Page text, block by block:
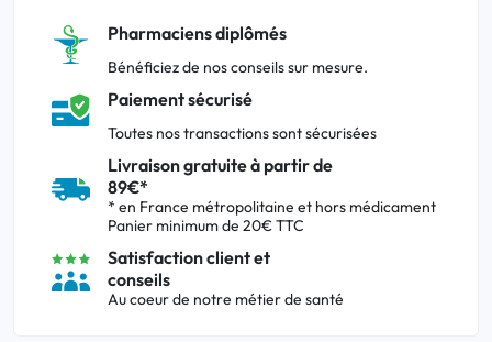
Pharmaciens diplômés
Bénéficiez de nos conseils sur mesure.
Paiement sécurisé
Toutes nos transactions sont sécurisées
Livraison gratuite à partir de
89€*
* en France métropolitaine et hors médicament
Panier minimum de 20€ TTC
Satisfaction client et
conseils
Au coeur de notre métier de santé